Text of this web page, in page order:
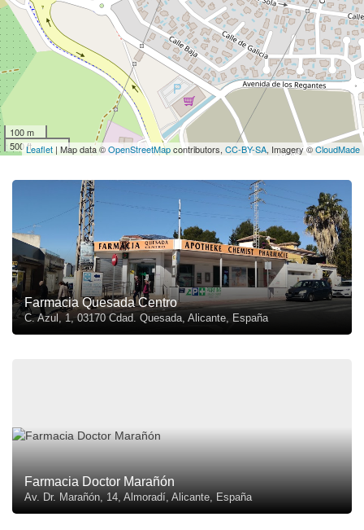
100 m
500 ftLeaflet | Map data ©OpenStreetMapcontributors, CC-BY-SA, Imagery ©CloudMade
Farmacia Quesada Centro
C. Azul, 1, 03170 Cdad. Quesada, Alicante, España
Farmacia Doctor Marañón
Av. Dr. Marañón, 14, Almoradí, Alicante, España